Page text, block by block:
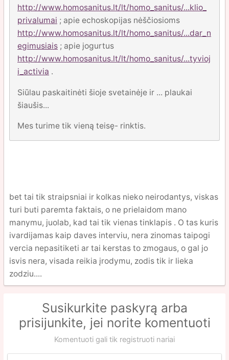
http://www.homosanitus.lt/lt/homo_sanitus/...klio_
privalumai ; apie echoskopijas nėščiosioms
http://www.homosanitus.lt/lt/homo_sanitus/...dar_n
egimusiais ; apie jogurtus
http://www.homosanitus.lt/lt/homo_sanitus/...tyvioj
i_activia .
Siūlau paskaitinėti šioje svetainėje ir ... plaukai
šiaušis...
Mes turime tik vieną teisę- rinktis.
bet tai tik straipsniai ir kolkas nieko neirodantys, viskas
turi buti paremta faktais, o ne prielaidom mano
manymu, juolab, kad tai tik vienas tinklapis . O tas kuris
ivardijamas kaip daves interviu, nera zinomas taipogi
vercia nepasitiketi ar tai kerstas to zmogaus, o gal jo
isvis nera, visada reikia įrodymu, zodis tik ir lieka
zodziu....
Susikurkite paskyrą arba
prisijunkite, jei norite komentuoti
Komentuoti gali tik registruoti nariai